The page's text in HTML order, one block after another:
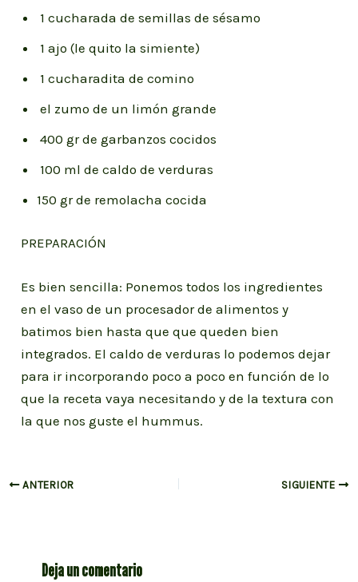
1 cucharada de semillas de sésamo
1 ajo (le quito la simiente)
1 cucharadita de comino
el zumo de un limón grande
400 gr de garbanzos cocidos
100 ml de caldo de verduras
150 gr de remolacha cocida
PREPARACIÓN
Es bien sencilla: Ponemos todos los ingredientes
en el vaso de un procesador de alimentos y
batimos bien hasta que que queden bien
integrados. El caldo de verduras lo podemos dejar
para ir incorporando poco a poco en función de lo
que la receta vaya necesitando y de la textura con
la que nos guste el hummus.
Navegación
ANTERIOR SIGUIENTE
Deja un comentario